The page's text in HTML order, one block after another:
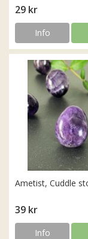
29 kr
Info
Ametist, Cuddle
39 kr
Info